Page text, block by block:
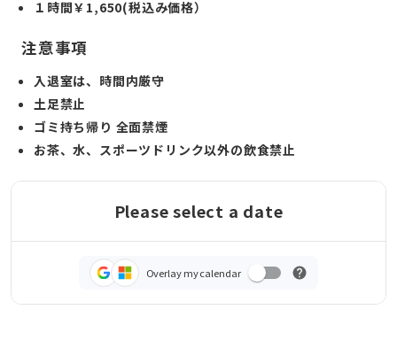
１時間￥1,650(税込み価格）
注意事項
入退室は、時間内厳守
土足禁止
ゴミ持ち帰り 全面禁煙
お茶、水、スポーツドリンク以外の飲食禁止
Please select a date
Overlay my calendar